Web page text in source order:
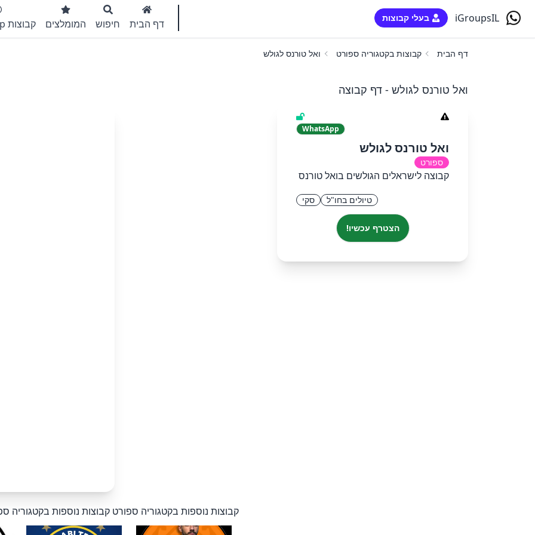
iGroupsIL בעלי קבוצות דף הבית חיפוש המומלצים קבוצות WhatsApp
דף הבית קבוצות בקטגוריה ספורט ואל טורנס לגולש
ואל טורנס לגולש - דף קבוצה
WhatsApp
ואל טורנס לגולש
ספורט
קבוצה לישראלים הגולשים בואל טורנס
טיולים בחו"ל סקי
הצטרף עכשיו!
קבוצות נוספות בקטגוריה ספורט קבוצות נוספות בקטגוריה